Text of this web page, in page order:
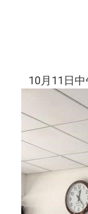
10月 11 日